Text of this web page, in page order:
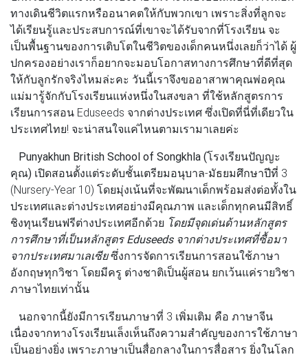
ทางเดินชีวิตแรกหรืออนาคตให้กับพวกเขา เพราะสิ่งที่ลูกจะ
ได้เรียนรู้และประสบการณ์ที่เขาจะได้รับจากที่โรงเรียน จะ
เป็นพื้นฐานของการเติบโตในชีวิตของเด็กคนหนึ่งเลยก็ว่าได้ ผู้
ปกครองอย่างเราก็อยากจะมอบโอกาสทางการศึกษาที่ดีที่สุด
ให้กับลูกรักจริงไหมล่ะคะ วันนี้เราจึงขออาสาพาคุณพ่อคุณ
แม่มารู้จักกับโรงเรียนแห่งหนึ่งในสงขลา ที่ใช้หลักสูตรการ
เรียนการสอน Eduseeds จากต่างประเทศ ซึ่งเปิดที่นี่ที่เดียวใน
ประเทศไทย! จะน่าสนใจแค่ไหนตามเรามาเลยค่ะ
Punyakhun British School of Songkhla (โรงเรียนปัญญะ
คุณ) เปิดสอนตั้งแต่ระดับชั้นเตรียมอนุบาล-มัธยมศึกษาปีที่ 3
(Nursery-Year 10) โดยมุ่งเน้นที่จะพัฒนาเด็กพร้อมส่งต่อทั้งใน
ประเทศและต่างประเทศอย่างมีคุณภาพ และเด็กทุกคนมีสิทธิ์
ชิงทุนเรียนฟรีต่างประเทศอีกด้วย โดยมีจุดเด่นด้านหลักสูตร
การศึกษาที่เป็นหลักสูตร Eduseeds จากต่างประเทศที่ซื้อมา
จากประเทศมาเลเซียซึ่งการจัดการเรียนการสอนใช้ภาษา
อังกฤษทุกวิชา โดยมีครู ต่างชาติเป็นผู้สอน ยกเว้นแค่รายวิชา
ภาษาไทยเท่านั้น
นอกจากนี้ยังมีการเรียนภาษาที่ 3 เพิ่มเติม คือ ภาษาจีน
เนื่องจากทางโรงเรียนเล็งเห็นถึงความสำคัญของการใช้ภาษา
เป็นอย่างยิ่ง เพราะภาษาเป็นสื่อกลางในการสื่อสาร ยิ่งในโลก